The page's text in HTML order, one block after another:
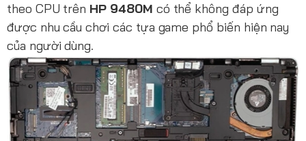
theo CPU trên HP 9480M có thể không đáp ứng
được nhu cầu chơi các tựa game phổ biến hiện nay
của người dùng.